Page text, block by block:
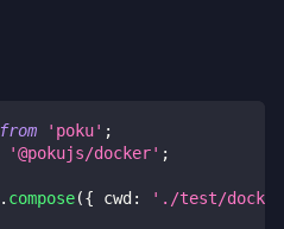
from 'poku' ;
'@pokujs/docker' ;
. compose({ cwd : './test/